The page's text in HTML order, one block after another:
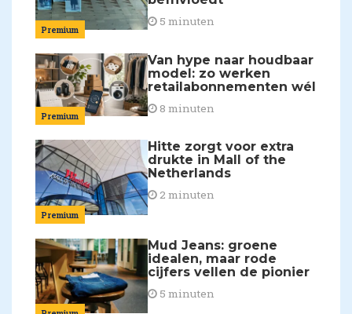
Premium
5 minuten
Premium
Van hype naar houdbaar
model: zo werken
retailabonnementen wél
8 minuten
Premium
Hitte zorgt voor extra
drukte in Mall of the
Netherlands
2 minuten
Mud Jeans: groene
idealen, maar rode
cijfers vellen de pionier
5 minuten